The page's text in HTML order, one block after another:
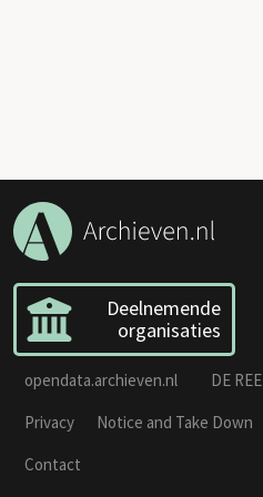
Deelnemende
organisaties
opendata.archieven.nl DE REE
Privacy
Notice and Take Down
Contact